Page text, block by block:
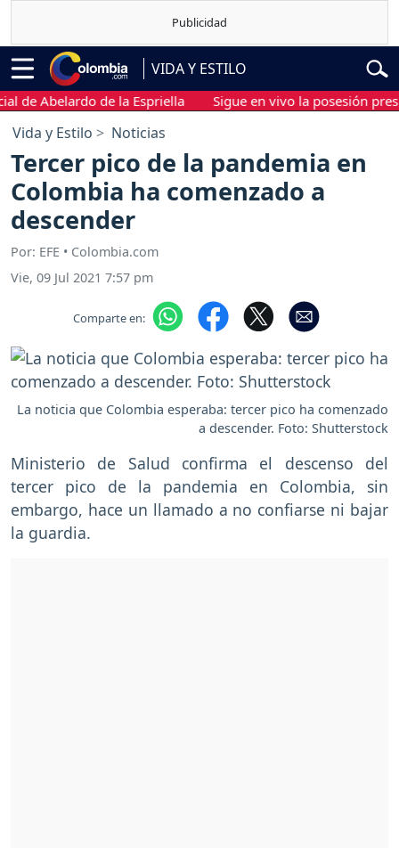
VIDA Y ESTILO
Abelardo de la Espriella Sigue en vivo la posesión
Vida y Estilo Noticias
Tercer pico de la pandemia en
Colombia ha comenzado a
descender
Por: EFE • Colombia.com
Vie, 09 Jul 2021 7:57 pm
Comparte en:
La noticia que Colombia esperaba: tercer pico ha comenzado
a descender. Foto: Shutterstock
Ministerio de Salud confirma el descenso del
tercer pico de la pandemia en Colombia, sin
embargo, hace un llamado a no confiarse ni bajar
la guardia.